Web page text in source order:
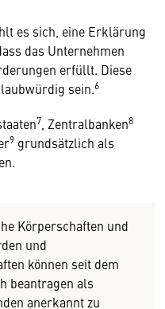
es sich, eine Erklärung
das Unternehmen
erfüllt. Diese
sein.6
7 , Zentralbanken8
9 grundsätzlich als
Körperschaften und
und
können seit dem
beantragen als
anerkannt zu